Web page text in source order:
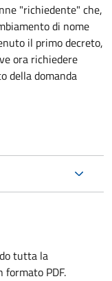
"richiedente" che,
di nome
il primo decreto,
ora richiedere
della domanda
tutta la
PDF.